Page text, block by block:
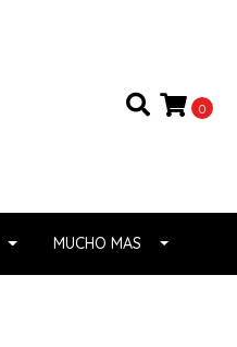
0
MUCHO MAS